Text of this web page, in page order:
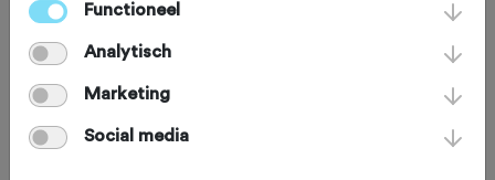
Deze week lanceerden de provincie
Drenthe en de NTFU een uniek
routenetwerk voor de sportieve
fietser: 'Randje Drenthe.'
Functioneel
Analytisch
Marketing
Social media